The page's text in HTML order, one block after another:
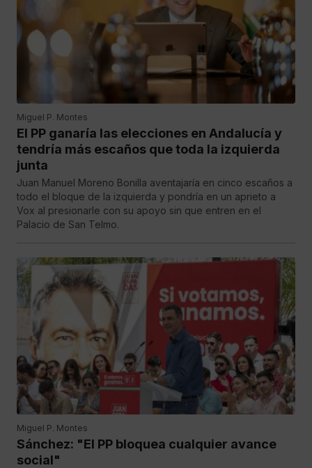
Miguel P. Montes
El PP ganaría las elecciones en Andalucía y
tendría más escaños que toda la izquierda
junta
Juan Manuel Moreno Bonilla aventajaría en cinco escaños a
todo el bloque de la izquierda y pondría en un aprieto a
Vox al presionarle con su apoyo sin que entren en el
Palacio de San Telmo.
Miguel P. Montes
Sánchez: "El PP bloquea cualquier avance
social"